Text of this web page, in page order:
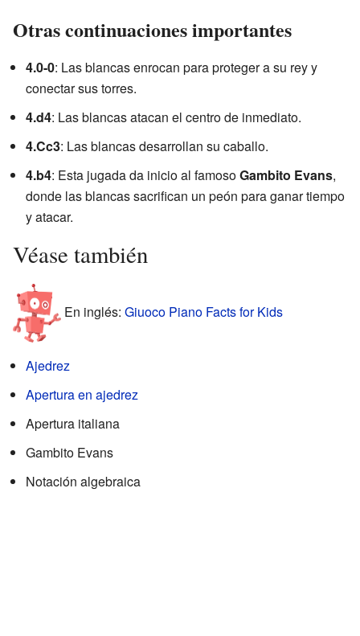
Otras continuaciones importantes
4.0-0: Las blancas enrocan para proteger a su rey y
conectar sus torres.
4.d4: Las blancas atacan el centro de inmediato.
4.Cc3: Las blancas desarrollan su caballo.
4.b4: Esta jugada da inicio al famosoGambito Evans,
donde las blancas sacrifican un peón para ganar tiempo
y atacar.
Véase también
En inglés: Giuoco Piano Facts for Kids
Ajedrez
Apertura en ajedrez
Apertura italiana
Gambito Evans
Notación algebraica